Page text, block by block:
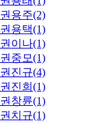
권용주(2)
권용택(1)
권이나(1)
권중모(1)
권진규(4)
권진희(1)
권창륜(1)
권치규(1)